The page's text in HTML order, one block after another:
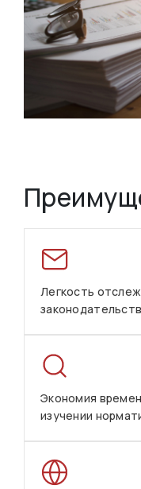
Легкость
Экономия
изучении